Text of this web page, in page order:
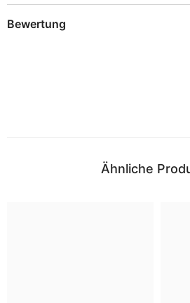
Bewertung
Ähnliche